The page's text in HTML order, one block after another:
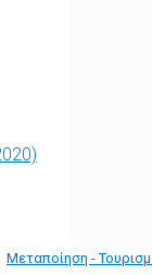
Μεταποίηση -